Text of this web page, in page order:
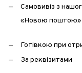
Самовивіз з
«Новою поштою»
Готівкою при
За реквізитами